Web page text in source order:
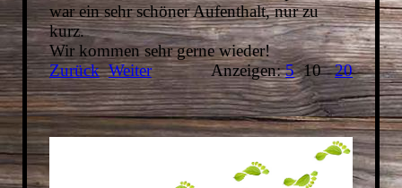
war ein sehr schöner Aufenthalt, nur zu
kurz.
Wir kommen sehr gerne wieder!
Zurück Weiter Anzeigen:51020